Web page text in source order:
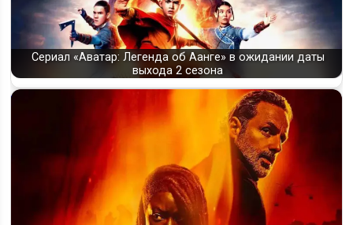
Сериал «Аватар: Легенда об Аанге» в ожидании даты
выхода 2 сезона